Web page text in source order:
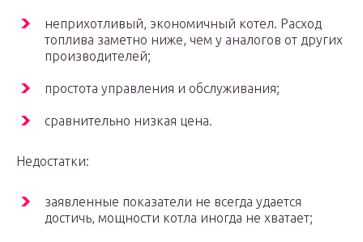
неприхотливый, экономичный котел. Расход
топлива заметно ниже, чем у аналогов от других
производителей;
простота управления и обслуживания;
сравнительно низкая цена.
Недостатки:
заявленные показатели не всегда удается
достичь, мощности котла иногда не хватает;